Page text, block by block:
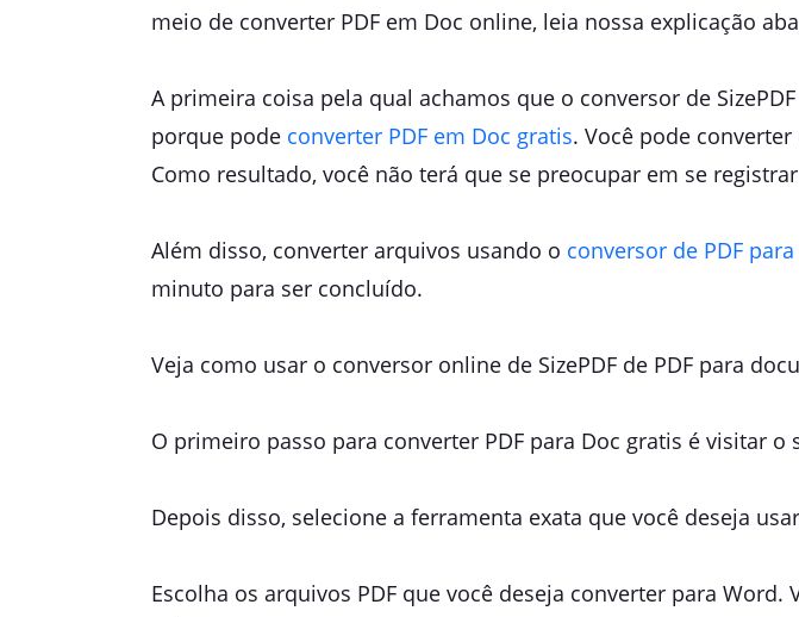
meio de converter PDF em Doc online, leia nossa explicação
A primeira coisa pela qual achamos que o conversor de
porque pode converter PDF em Doc gratis. Você pode
Como resultado, você não terá que se preocupar em se
Além disso, converter arquivos usando o conversor de PDF
minuto para ser concluído.
Veja como usar o conversor online de SizePDF de PDF para
O primeiro passo para converter PDF para Doc gratis é visitar o
Depois disso, selecione a ferramenta exata que você deseja
Escolha os arquivos PDF que você deseja converter para